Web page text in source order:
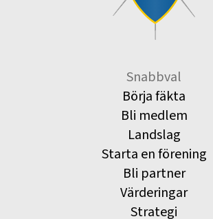
Snabbval
Börja fäkta
Bli medlem
Landslag
Starta en förening
Bli partner
Värderingar
Strategi